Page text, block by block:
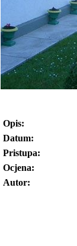
Opis:
Datum:
Pristupa:
Ocjena:
Autor: